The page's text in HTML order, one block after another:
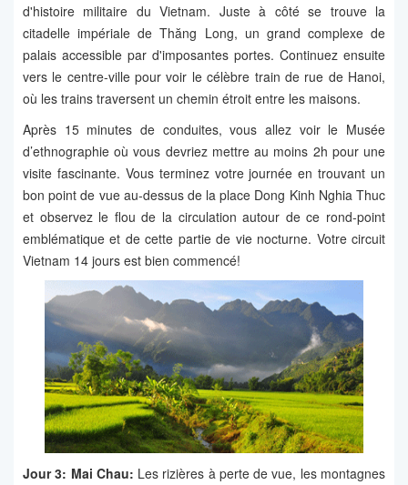
d'histoire militaire du Vietnam. Juste à côté se trouve la
citadelle impériale de Thăng Long, un grand complexe de
palais accessible par d'imposantes portes. Continuez ensuite
vers le centre-ville pour voir le célèbre train de rue de Hanoi,
où les trains traversent un chemin étroit entre les maisons.
Après 15 minutes de conduites, vous allez voir le Musée
d’ethnographie où vous devriez mettre au moins 2h pour une
visite fascinante. Vous terminez votre journée en trouvant un
bon point de vue au-dessus de la place Dong Kinh Nghia Thuc
et observez le flou de la circulation autour de ce rond-point
emblématique et de cette partie de vie nocturne. Votre circuit
Vietnam 14 jours est bien commencé!
Jour 3: Mai Chau: Les rizières à perte de vue, les montagnes